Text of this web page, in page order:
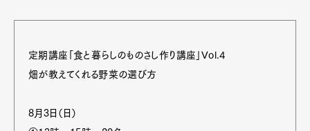
定期講座「食と暮らしのものさし作り講座」Vol.4
畑が教えてくれる野菜の選び方
8月3日（日）